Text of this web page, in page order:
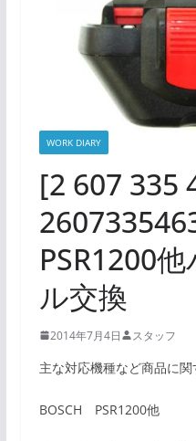
WORK DIARY
[2 607 335
PSR1200
ル交換
2014年7月4日 スタッフ
主な対応機種など商品に
BOSCH PSR1200他